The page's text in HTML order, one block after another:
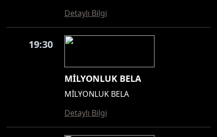
Detaylı Bilgi
19:30
MİLYONLUK BELA
MİLYONLUK BELA
Detaylı Bilgi